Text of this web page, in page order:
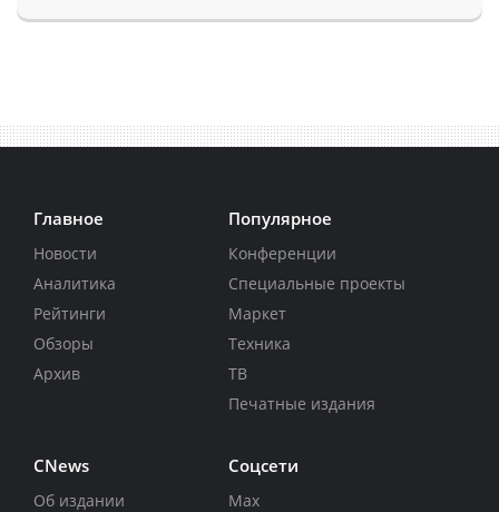
Главное
Новости
Аналитика
Рейтинги
Обзоры
Архив
Популярное
Конференции
Специальные проекты
Маркет
Техника
ТВ
Печатные издания
CNews
Об издании
Соцсети
Max